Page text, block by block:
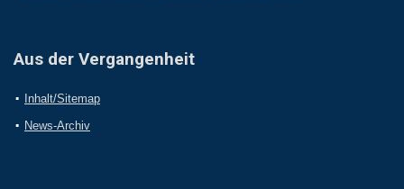
Aus der Vergangenheit
Inhalt/Sitemap
News-Archiv